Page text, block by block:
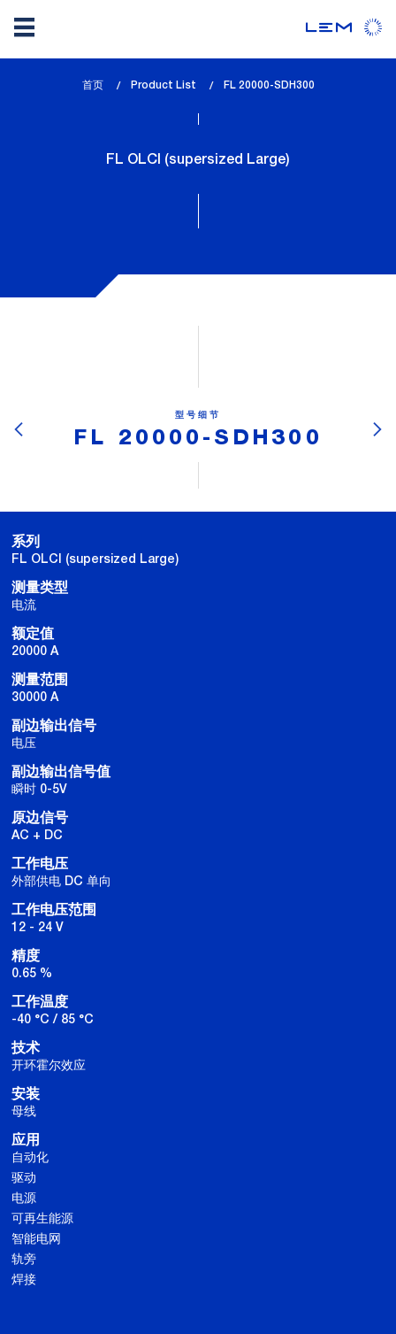
首页 Product List
lem_current_page
FL 20000-SDH300
FL OLCI (supersized Large)
型号细节
FL 20000-SDH300
系列
FL OLCI (supersized Large)
测量类型
电流
额定值
20000 A
测量范围
30000 A
副边输出信号
电压
副边输出信号值
瞬时 0-5V
原边信号
AC + DC
工作电压
外部供电 DC 单向
工作电压范围
12 - 24 V
精度
0.65 %
工作温度
-40 °C / 85 °C
技术
开环霍尔效应
安装
母线
应用
自动化
驱动
电源
可再生能源
智能电网
轨旁
焊接